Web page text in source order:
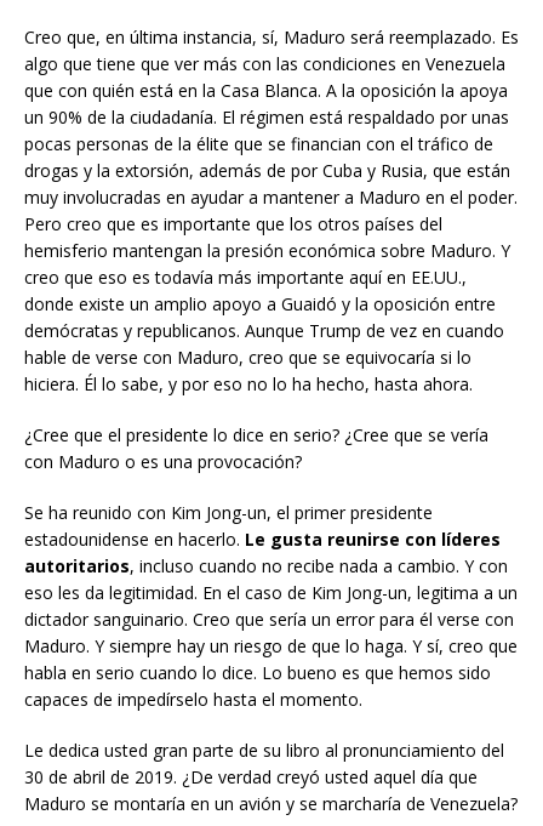
Creo que, en última instancia, sí, Maduro será reemplazado. Es
algo que tiene que ver más con las condiciones en Venezuela
que con quién está en la Casa Blanca. A la oposición la apoya
un 90% de la ciudadanía. El régimen está respaldado por unas
pocas personas de la élite que se financian con el tráfico de
drogas y la extorsión, además de por Cuba y Rusia, que están
muy involucradas en ayudar a mantener a Maduro en el poder.
Pero creo que es importante que los otros países del
hemisferio mantengan la presión económica sobre Maduro. Y
creo que eso es todavía más importante aquí en EE.UU.,
donde existe un amplio apoyo a Guaidó y la oposición entre
demócratas y republicanos. Aunque Trump de vez en cuando
hable de verse con Maduro, creo que se equivocaría si lo
hiciera. Él lo sabe, y por eso no lo ha hecho, hasta ahora.
¿Cree que el presidente lo dice en serio? ¿Cree que se vería
con Maduro o es una provocación?
Se ha reunido con Kim Jong-un, el primer presidente
estadounidense en hacerlo. Le gusta reunirse con líderes
autoritarios, incluso cuando no recibe nada a cambio. Y con
eso les da legitimidad. En el caso de Kim Jong-un, legitima a un
dictador sanguinario. Creo que sería un error para él verse con
Maduro. Y siempre hay un riesgo de que lo haga. Y sí, creo que
habla en serio cuando lo dice. Lo bueno es que hemos sido
capaces de impedírselo hasta el momento.
Le dedica usted gran parte de su libro al pronunciamiento del
30 de abril de 2019. ¿De verdad creyó usted aquel día que
Maduro se montaría en un avión y se marcharía de Venezuela?